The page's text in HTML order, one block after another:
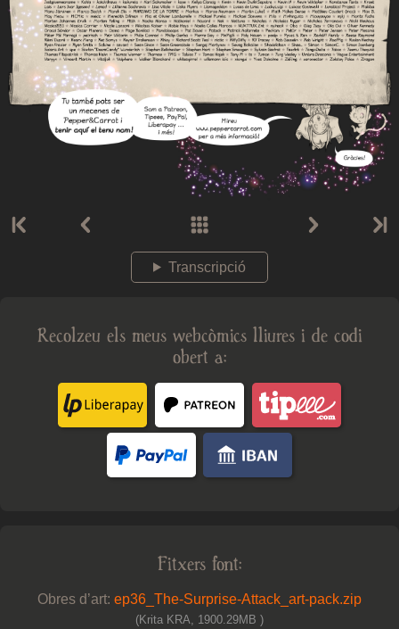
Transcripció
Recolzeu els meus webcòmics lliures i de codi
obert a:
Fitxers font:
Obres d’art: ep36_The-Surprise-Attack_art-pack.zip
(Krita KRA, 1900.29MB )